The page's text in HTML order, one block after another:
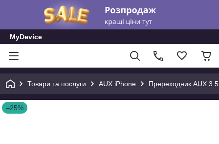
MyDevice
Товари та послуги AUX iPhone Пререходник AUX
–25%